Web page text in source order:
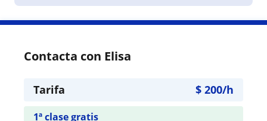
Contacta con Elisa
Tarifa $ 200/h
1ª clase gratis